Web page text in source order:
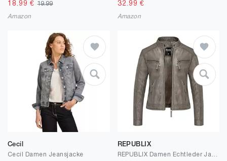
18.99 €19.99
Amazon
32.99 €
Amazon
Cecil
Cecil Damen Jeansjacke
REPUBLIX